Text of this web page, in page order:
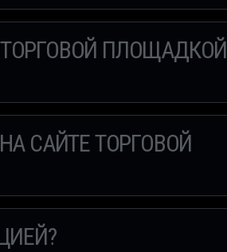
ПЛОЩАДКОЙ
САЙТЕ ТОРГОВОЙ